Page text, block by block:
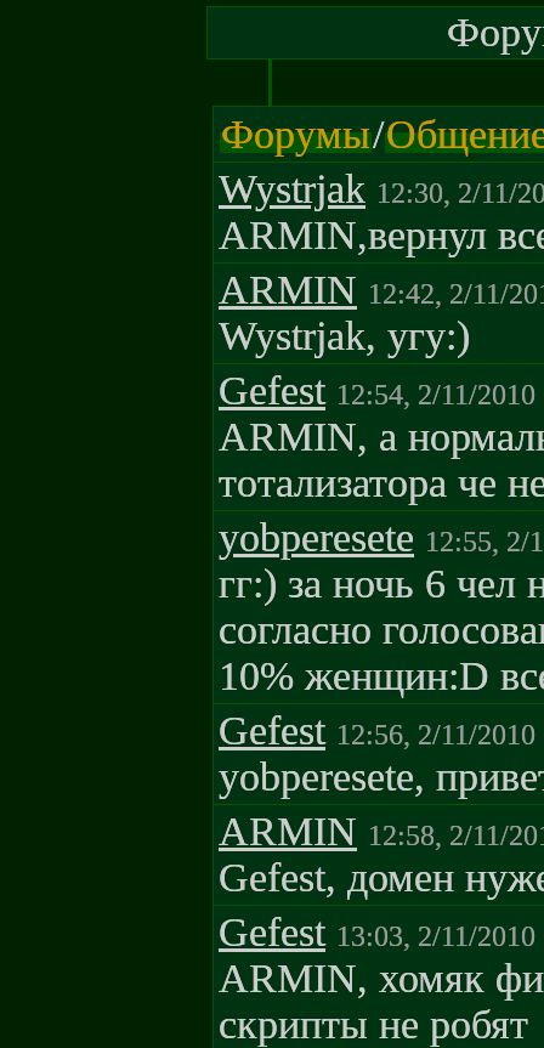
Форумы/
Wystrjak 12:30, 2/11/
ARMIN,вернул
ARMIN 12:42, 2/11/
Wystrjak, угу:)
Gefest 12:54, 2/11/2010
ARMIN, а
тотализатора че
yobperesete 12:55, 2/
гг:) за ночь 6 чел
согласно
10% женщин:D
Gefest 12:56, 2/11/2010
yobperesete,
ARMIN 12:58, 2/11/
Gefest, домен
Gefest 13:03, 2/11/2010
ARMIN, хомяк
скрипты не робят